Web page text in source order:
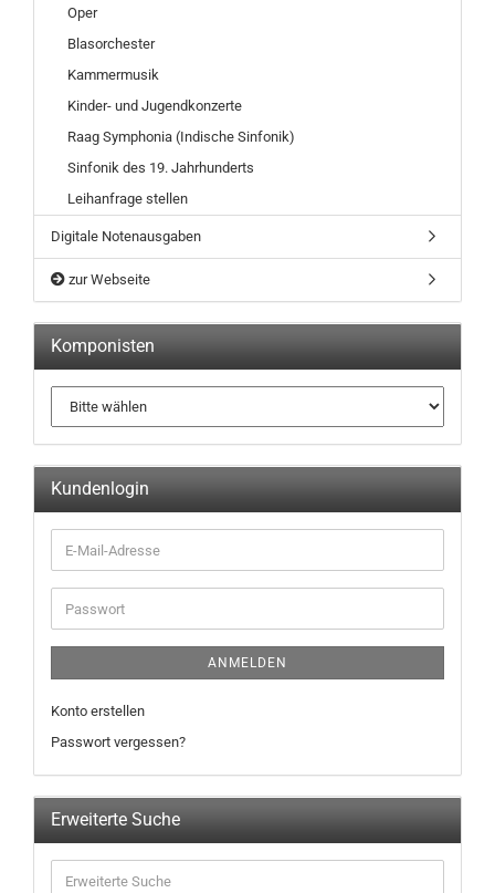
Oper
Blasorchester
Kammermusik
Kinder- und Jugendkonzerte
Raag Symphonia (Indische Sinfonik)
Sinfonik des 19. Jahrhunderts
Leihanfrage stellen
Digitale Notenausgaben
zur Webseite
Komponisten
Kundenlogin
ANMELDEN
Konto erstellen
Passwort vergessen?
Erweiterte Suche